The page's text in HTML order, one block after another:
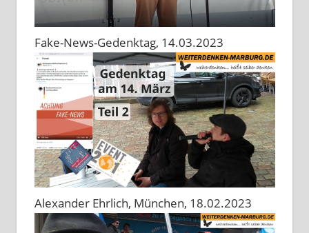
Fake-News-Gedenktag, 14.03.2023
Alexander Ehrlich, München, 18.02.2023